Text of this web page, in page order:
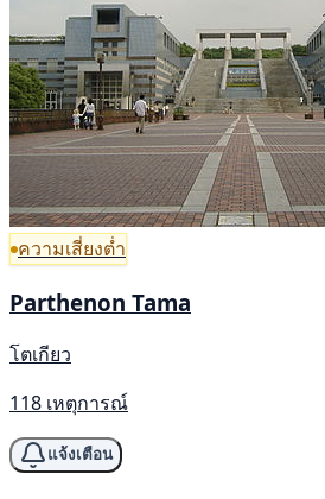
ความเสี่ยงต่ำ
Parthenon Tama
โตเกียว
118 เหตุการณ์
แจ้งเตือน